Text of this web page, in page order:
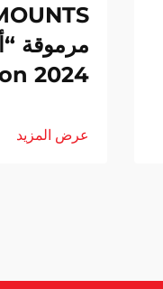
2024
عرض المزيد